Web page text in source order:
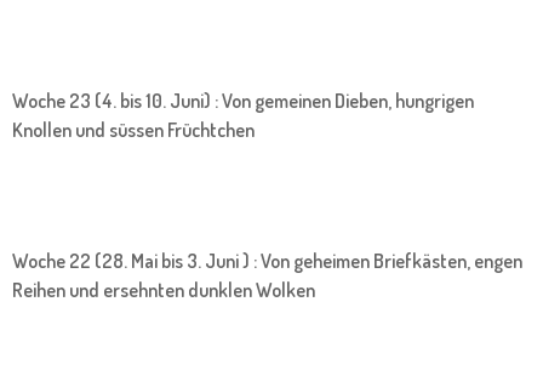
Woche 23 (4. bis 10. Juni) : Von gemeinen Dieben, hungrigen
Knollen und süssen Früchtchen
Woche 22 (28. Mai bis 3. Juni ) : Von geheimen Briefkästen, engen
Reihen und ersehnten dunklen Wolken